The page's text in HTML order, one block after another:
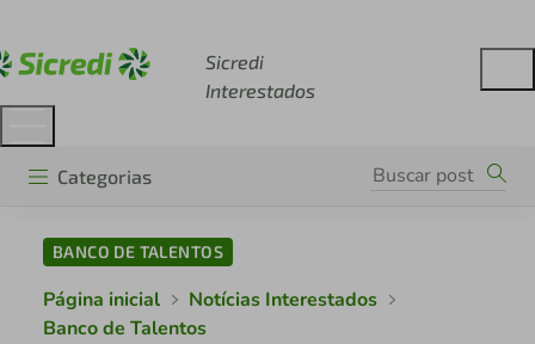
Sicredi
Interestados
Categorias
BANCO DE TALENTOS
Página inicial
Notícias Interestados
Banco de Talentos